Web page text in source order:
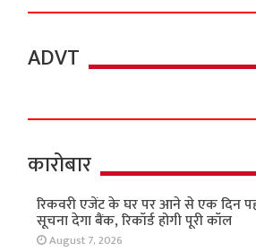
ADVT
कारोबार
रिकवरी एजेंट के घर पर आने से एक दिन
सूचना देगा बैंक, रिकॉर्ड होगी पूरी कॉल
August 7, 2026